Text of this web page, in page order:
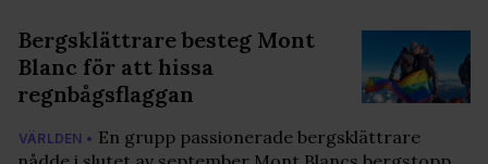
Bergsklättrare besteg Mont
Blanc för att hissa
regnbågsflaggan
VÄRLDEN • En grupp passionerade bergsklättrare